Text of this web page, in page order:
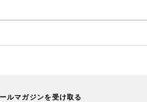
ルマガジンを受け取る